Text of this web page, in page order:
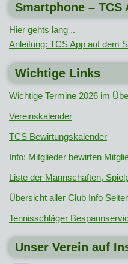
Smartphone – TCS
Hier gehts lang ..
Anleitung: TCS App auf dem
Wichtige Links
Wichtige Termine 2026 im
Vereinskalender
TCS Bewirtungskalender
Info: Mitglieder bewirten
Liste der Mannschaften,
Übersicht aller Club Info
Tennisschläger
Unser Verein auf